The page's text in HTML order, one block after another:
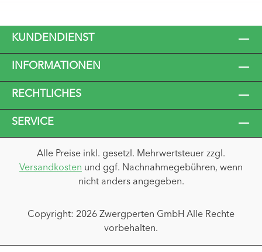
KUNDENDIENST
INFORMATIONEN
RECHTLICHES
SERVICE
Alle Preise inkl. gesetzl. Mehrwertsteuer zzgl.
Versandkosten und ggf. Nachnahmegebühren, wenn
nicht anders angegeben.
Copyright: 2026 Zwergperten GmbH Alle Rechte
vorbehalten.